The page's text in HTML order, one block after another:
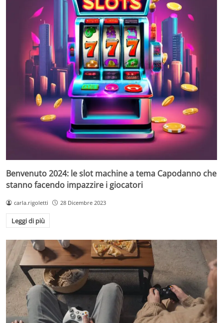
Benvenuto 2024: le slot machine a tema Capodanno che
stanno facendo impazzire i giocatori
carla.rigoletti 28 Dicembre 2023
Leggi di più